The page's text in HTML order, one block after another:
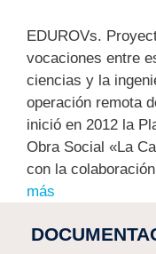
EDUROVs.
vocaciones entre
ciencias y la
operación remota
inició en 2012 la
Obra Social «La
con la
más